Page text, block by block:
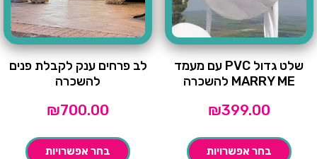
שלט גדול PVC עם מעמד
MARRY ME להשכרה
₪399.00
בחר אפשרויות
לב פרחים ענק לקבלת פנים
להשכרה
₪700.00
בחר אפשרויות